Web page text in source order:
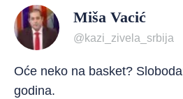
Miša Vacić
@kazi_zivela_srbija
Oće neko na basket?
godina.